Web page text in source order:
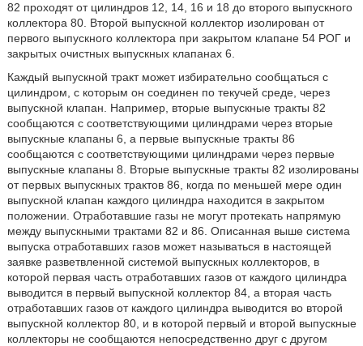
82 проходят от цилиндров 12, 14, 16 и 18 до второго выпускного
коллектора 80. Второй выпускной коллектор изолирован от
первого выпускного коллектора при закрытом клапане 54 РОГ и
закрытых очистных выпускных клапанах 6.
Каждый выпускной тракт может избирательно сообщаться с
цилиндром, с которым он соединен по текучей среде, через
выпускной клапан. Например, вторые выпускные тракты 82
сообщаются с соответствующими цилиндрами через вторые
выпускные клапаны 6, а первые выпускные тракты 86
сообщаются с соответствующими цилиндрами через первые
выпускные клапаны 8. Вторые выпускные тракты 82 изолированы
от первых выпускных трактов 86, когда по меньшей мере один
выпускной клапан каждого цилиндра находится в закрытом
положении. Отработавшие газы не могут протекать напрямую
между выпускными трактами 82 и 86. Описанная выше система
выпуска отработавших газов может называться в настоящей
заявке разветвленной системой выпускных коллекторов, в
которой первая часть отработавших газов от каждого цилиндра
выводится в первый выпускной коллектор 84, а вторая часть
отработавших газов от каждого цилиндра выводится во второй
выпускной коллектор 80, и в которой первый и второй выпускные
коллекторы не сообщаются непосредственно друг с другом